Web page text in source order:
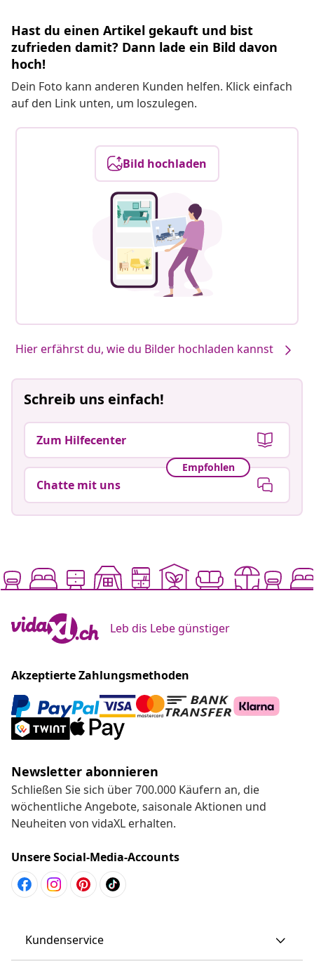
Hast du einen Artikel gekauft und bist
zufrieden damit? Dann lade ein Bild davon
hoch!
Dein Foto kann anderen Kunden helfen. Klick einfach
auf den Link unten, um loszulegen.
Bild hochladen
Hier erfährst du, wie du Bilder hochladen kannst
Schreib uns einfach!
Zum Hilfecenter
Empfohlen
Chatte mit uns
Leb dis Lebe günstiger
Akzeptierte Zahlungsmethoden
Newsletter abonnieren
Schließen Sie sich über 700.000 Käufern an, die
wöchentliche Angebote, saisonale Aktionen und
Neuheiten von vidaXL erhalten.
Unsere Social-Media-Accounts
Kundenservice